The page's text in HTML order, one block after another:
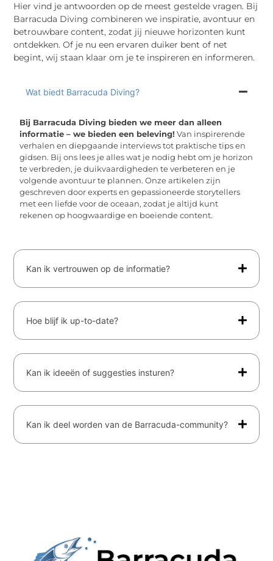
Hier vind je antwoorden op de meest gestelde vragen. Bij
Barracuda Diving combineren we inspiratie, avontuur en
betrouwbare content, zodat jij nieuwe horizonten kunt
ontdekken. Of je nu een ervaren duiker bent of net
begint, wij staan klaar om je te inspireren en informeren.
Wat biedt Barracuda Diving?
Bij Barracuda Diving bieden we meer dan alleen
informatie – we bieden een beleving! Van inspirerende
verhalen en diepgaande interviews tot praktische tips en
gidsen. Bij ons lees je alles wat je nodig hebt om je horizon
te verbreden, je duikvaardigheden te verbeteren en je
volgende avontuur te plannen. Onze artikelen zijn
geschreven door experts en gepassioneerde storytellers
met een liefde voor de oceaan, zodat je altijd kunt
rekenen op hoogwaardige en boeiende content.
Kan ik vertrouwen op de informatie?
Hoe blijf ik up-to-date?
Kan ik ideeën of suggesties insturen?
Kan ik deel worden van de Barracuda-community?